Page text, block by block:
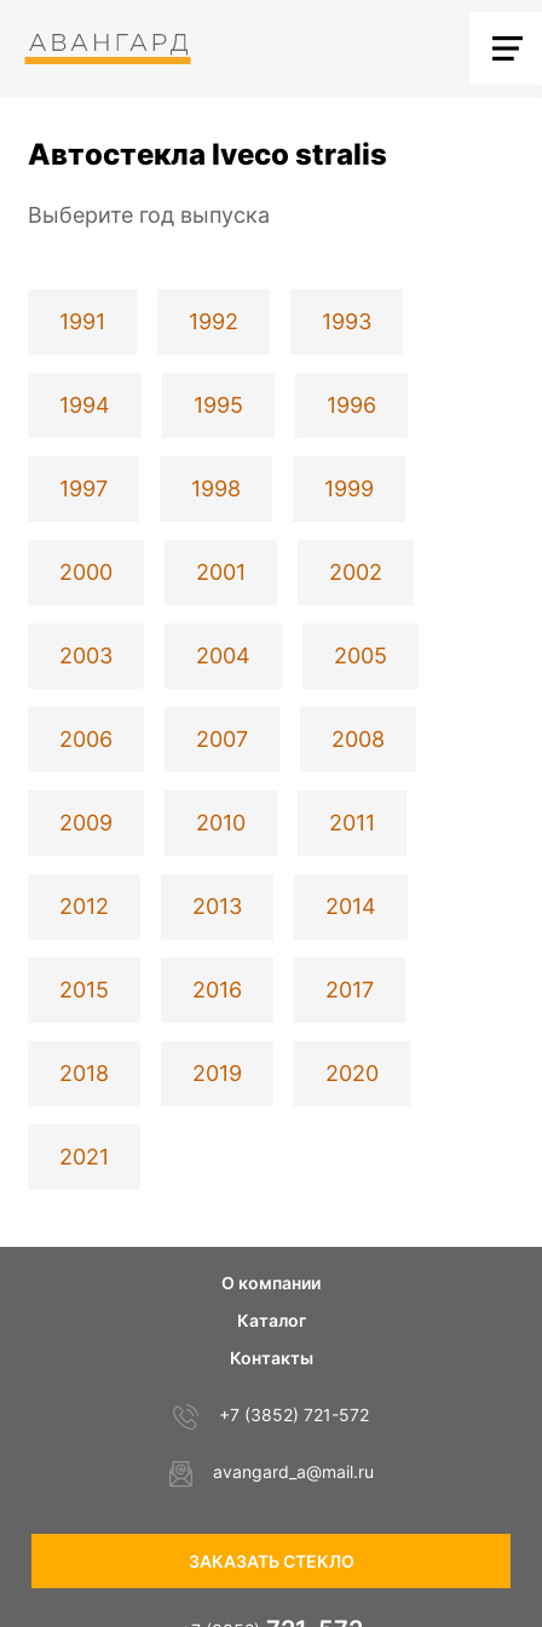
Автостекла Iveco stralis
Выберите год выпуска
1991 1992 1993
1994 1995 1996
1997 1998 1999
2000 2001 2002
2003 2004 2005
2006 2007 2008
2009 2010 2011
2012 2013 2014
2015 2016 2017
2018 2019 2020
2021
О компании
Каталог
Контакты
+7 (3852) 721-572
avangard_a@mail.ru
ЗАКАЗАТЬ СТЕКЛО